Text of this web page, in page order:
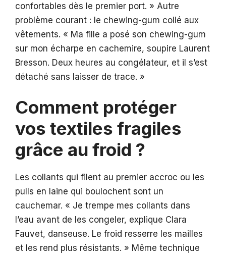
confortables dès le premier port. » Autre
problème courant : le chewing-gum collé aux
vêtements. « Ma fille a posé son chewing-gum
sur mon écharpe en cachemire, soupire Laurent
Bresson. Deux heures au congélateur, et il s’est
détaché sans laisser de trace. »
Comment protéger
vos textiles fragiles
grâce au froid ?
Les collants qui filent au premier accroc ou les
pulls en laine qui boulochent sont un
cauchemar. « Je trempe mes collants dans
l’eau avant de les congeler, explique Clara
Fauvet, danseuse. Le froid resserre les mailles
et les rend plus résistants. » Même technique